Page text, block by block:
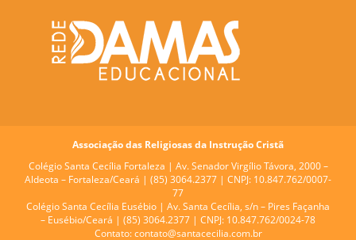
Associação das Religiosas da Instrução Cristã
Colégio Santa Cecília Fortaleza | Av. Senador Virgílio Távora, 2000 –
Aldeota – Fortaleza/Ceará | (85) 3064.2377 | CNPJ: 10.847.762/0007-
77
Colégio Santa Cecília Eusébio | Av. Santa Cecília, s/n – Pires Façanha
– Eusébio/Ceará | (85) 3064.2377 | CNPJ: 10.847.762/0024-78
Contato: contato@santacecilia.com.br